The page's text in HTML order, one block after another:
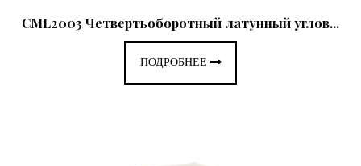
CML2003 Четвертьоборотный латунный углов...
ПОДРОБНЕЕ